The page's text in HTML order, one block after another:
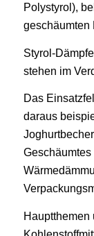
Polystyrol),
geschäumten
Styrol-
stehen im
Das
daraus
Hauptthemen